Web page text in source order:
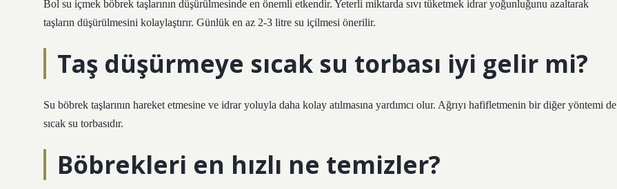
Bol su içmek böbrek taşlarının düşürülmesinde en önemli etkendir. Yeterli miktarda sıvı tüketmek idrar yoğunluğunu azaltarak
taşların düşürülmesini kolaylaştırır. Günlük en az 2-3 litre su içilmesi önerilir.
Taş düşürmeye sıcak su torbası iyi gelir mi?
Su böbrek taşlarının hareket etmesine ve idrar yoluyla daha kolay atılmasına yardımcı olur. Ağrıyı hafifletmenin bir diğer yöntemi de
sıcak su torbasıdır.
Böbrekleri en hızlı ne temizler?